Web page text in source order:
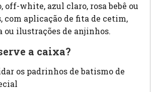
off-white, azul claro, rosa bebê ou
com aplicação de fita de cetim,
ou ilustrações de anjinhos.
a caixa?
os padrinhos de batismo de